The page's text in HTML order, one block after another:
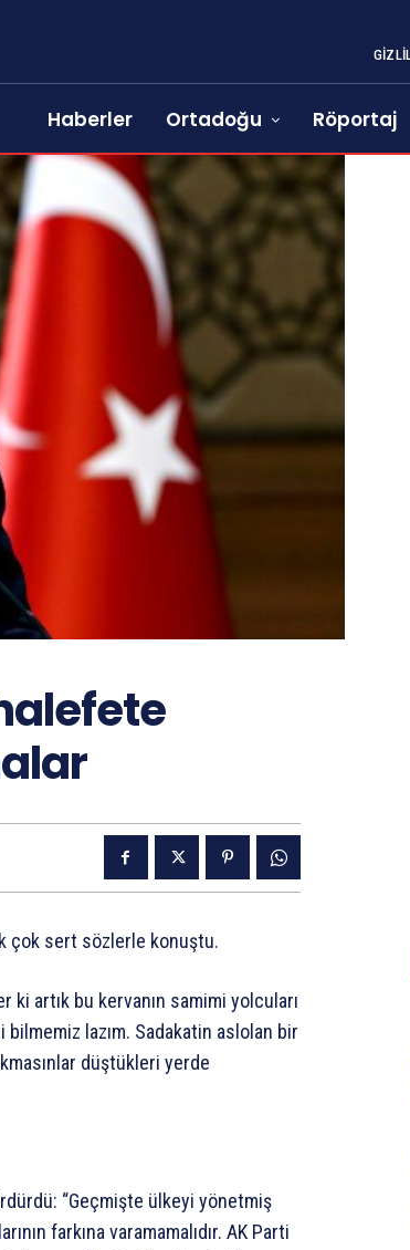
Haberler Ortadoğu Röportaj
çok sert sözlerle konuştu.
artık bu kervanın samimi yolcuları
lazım. Sadakatin aslolan bir
düştükleri yerde
“Geçmişte ülkeyi yönetmiş
farkına varamamalıdır. AK Parti